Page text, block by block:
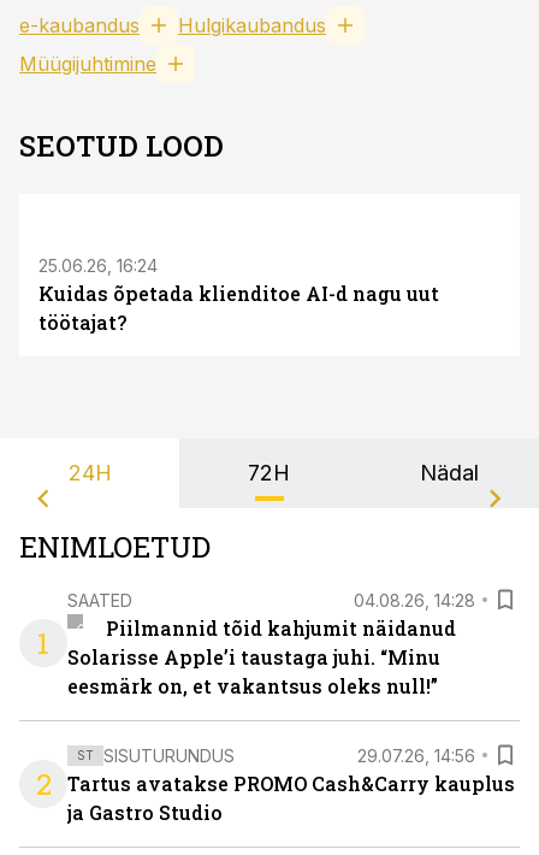
e-kaubandus
Hulgikaubandus
Müügijuhtimine
SEOTUD LOOD
25.06.26, 16:24
Kuidas õpetada klienditoe AI-d nagu uut
töötajat?
24H 72H Nädal
ENIMLOETUD
1
SAATED 04.08.26, 14:28
Piilmannid tõid kahjumit näidanud
Solarisse Apple’i taustaga juhi. “Minu
eesmärk on, et vakantsus oleks null!”
2
ST SISUTURUNDUS 29.07.26, 14:56
Tartus avatakse PROMO Cash&Carry kauplus
ja Gastro Studio